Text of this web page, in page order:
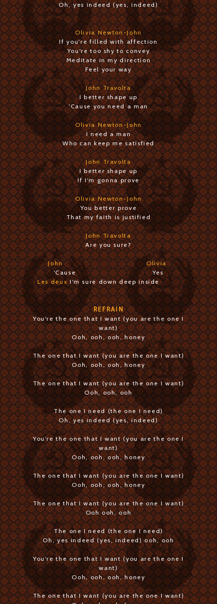
Oh, yes indeed (yes, indeed)
Olivia Newton-John
If you're filled with affection
You're too shy to convey
Meditate in my direction
Feel your way
John Travolta
I better shape up
'Cause you need a man
Olivia Newton-John
I need a man
Who can keep me satisfied
John Travolta
I better shape up
If I'm gonna prove
Olivia Newton-John
You better prove
That my faith is justified
John Travolta
Are you sure?
John Olivia
'Cause Yes
Les deuxI'm sure down deep inside
REFRAIN
You're the one that I want (you are the one I
want)
Ooh, ooh, ooh, honey
The one that I want (you are the one I want)
Ooh, ooh, ooh, honey
The one that I want (you are the one I want)
Ooh, ooh, ooh
The one I need (the one I need)
Oh, yes indeed (yes, indeed)
You're the one that I want (you are the one I
want)
Ooh, ooh, ooh, honey
The one that I want (you are the one I want)
Ooh, ooh, ooh, honey
The one that I want (you are the one I want)
Ooh ooh, ooh
The one I need (the one I need)
Oh, yes indeed (yes, indeed) ooh, ooh
You're the one that I want (you are the one I
want)
Ooh, ooh, ooh, honey
The one that I want (you are the one I want)